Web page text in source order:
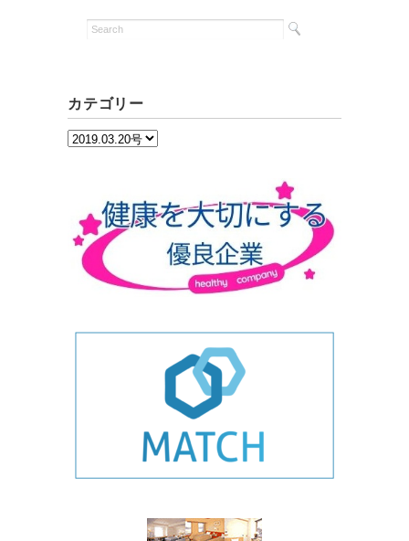
カテゴリー
カ